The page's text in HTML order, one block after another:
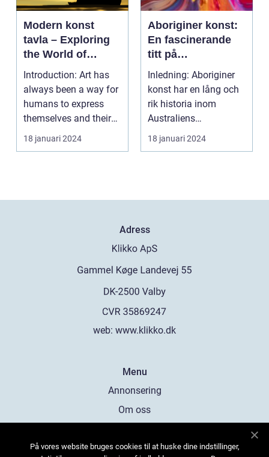
Modern konst
tavla – Exploring
the World of
Contemporary Art
Introduction: Art has
always been a way for
humans to express
themselves and their
experiences. Over...
18 januari 2024
Aboriginer konst:
En fascinerande
titt på
ursprungsbefolkni
ngens unika
konstform
Inledning: Aboriginer
konst har en lång och
rik historia inom
Australiens
ursprungsbefolkning.
Denna...
18 januari 2024
Adress
web: www.klikko.dk
Menu
Annonsering
Om oss
Kontakta oss
På vores website bruges cookies til at huske dine indstillinger,